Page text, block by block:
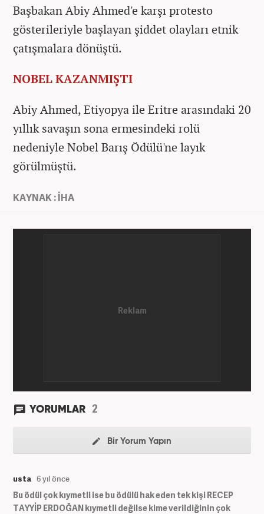
Başbakan Abiy Ahmed'e karşı protesto
gösterileriyle başlayan şiddet olayları etnik
çatışmalara dönüştü.
NOBEL KAZANMIŞTI
Abiy Ahmed, Etiyopya ile Eritre arasındaki 20
yıllık savaşın sona ermesindeki rolü
nedeniyle Nobel Barış Ödülü'ne layık
görülmüştü.
KAYNAK : İHA
YORUMLAR 2
Bir Yorum Yapın
usta 6 yıl önce
Bu ödül çok kıymetli ise bu ödülü hak eden tek kişi RECEP
TAYYİP ERDOĞAN kıymetli değilse kime verildiğinin çok